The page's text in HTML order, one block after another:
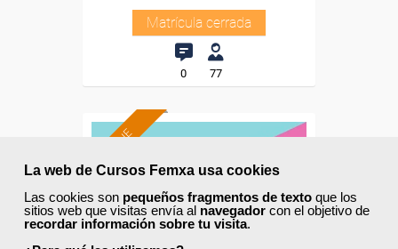
La web de Cursos Femxa usa cookies
Las cookies son pequeños fragmentos de texto que los
sitios web que visitas envía al navegador con el objetivo de
recordar información sobre tu visita.
Matrícula cerrada
0 77
ONLINE